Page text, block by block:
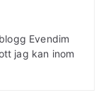
Evendim
jag kan inom